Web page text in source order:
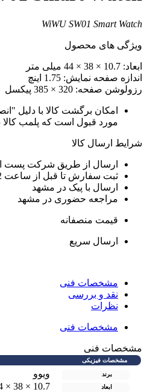
WiWU SW01 Smart
های محصول
10.7 × 38 × 44 میلی متر
صفحه نمایش: 1.75 اینچ
صفحه: 320 × 385 پیکسل
امکان برگشت کالا با دلیل
مورد قبول است که پلمب کالا
ارسال کالا
ارسال از طریق شرکت پست
ثبت سفارش تا قبل از ساعت 12 ظهر: ارسال در همان روز
ارسال با پیک در مشهد
مراجعه حضوری در مشهد
قیمت منصفانه
ارسال سریع
مشخصات فنی
نقد و بررسی
نظرات
مشخصات فنی
فنی
مشخصات فیزیکی
برند ویوو
ابعاد 10.7 × 38 × 44 میلی متر